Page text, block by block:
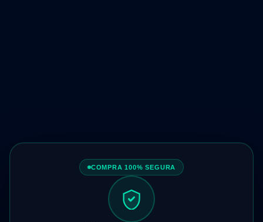
COMPRA 100% SEGURA